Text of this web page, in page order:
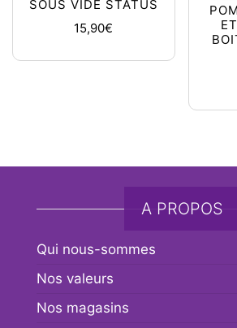
SOUS VIDE STATUS
15,90€
A PROPOS
Qui nous-sommes
Nos valeurs
Nos magasins